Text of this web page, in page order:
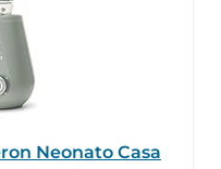
Neonato Casa